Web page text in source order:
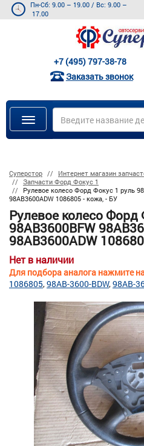
Пн-Сб: 9.00 – 19.00 / Вс: 9.00 –
17.00
+7 (495) 797-38-78
Заказать звонок
Суперстор Интернет магазин
Запчасти Форд Фокус 1
Рулевое колесо Форд Фокус 1 руль
98AB3600ADW 1086805 - кожа, - БУ
Рулевое колесо Форд
98AB3600BFW
98AB3600ADW
Нет в наличии
Для подбора аналога нажмите
1086805 98AB-3600-BDW 98AB-